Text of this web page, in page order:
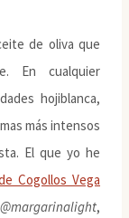
de oliva que
En cualquier
hojiblanca,
más intensos
El que yo he
Cogollos Vega
@margarinalight,